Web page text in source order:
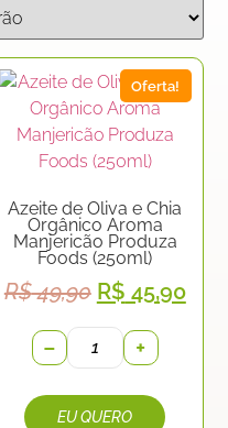
Oferta!
Azeite de Oliva e Chia
Orgânico Aroma
Manjericão Produza
Foods (250ml)
R$49,90 R$ 45,90
− +